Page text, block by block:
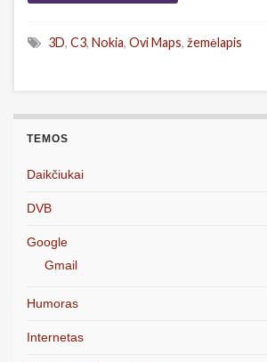
3D, C3, Nokia, Ovi Maps, žemėlapis
TEMOS
Daikčiukai
DVB
Google
Gmail
Humoras
Internetas